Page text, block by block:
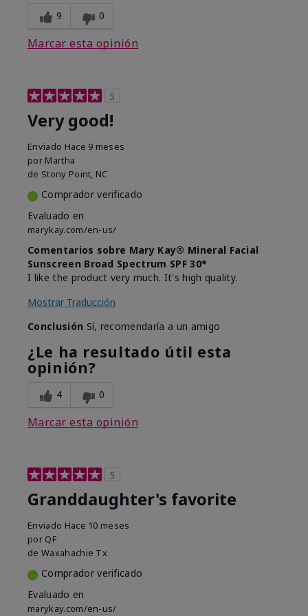
9 0
Marcar esta opinión
5
Very good!
Enviado Hace 9 meses
por Martha
de Stony Point, NC
Comprador verificado
Evaluado en
marykay.com/en-us/
Comentarios sobre Mary Kay® Mineral Facial
Sunscreen Broad Spectrum SPF 30*
I like the product very much. It's high quality.
Mostrar Traducción
Conclusión Sí, recomendaría a un amigo
¿Le ha resultado útil esta
opinión?
4 0
Marcar esta opinión
5
Granddaughter's favorite
Enviado Hace 10 meses
por QF
de Waxahachie Tx
Comprador verificado
Evaluado en
marykay.com/en-us/